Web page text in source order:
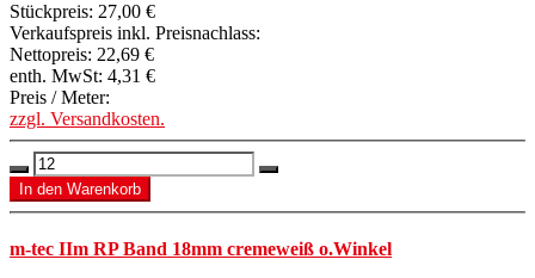
Stückpreis: 27,00 €
Verkaufspreis inkl. Preisnachlass:
Nettopreis: 22,69 €
enth. MwSt: 4,31 €
Preis / Meter:
zzgl. Versandkosten.
m-tec IIm RP Band 18mm cremeweiß o.Winkel